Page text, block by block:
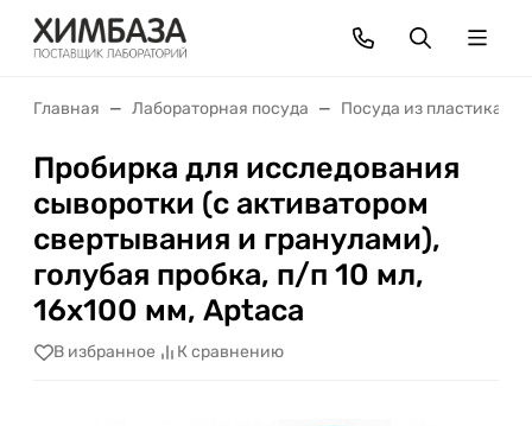
Главная Лабораторная посуда Посуда из пластика
Пробирка для исследования
сыворотки (с активатором
свертывания и гранулами),
голубая пробка, п/п 10 мл,
16x100 мм, Aptaca
В избранное К сравнению